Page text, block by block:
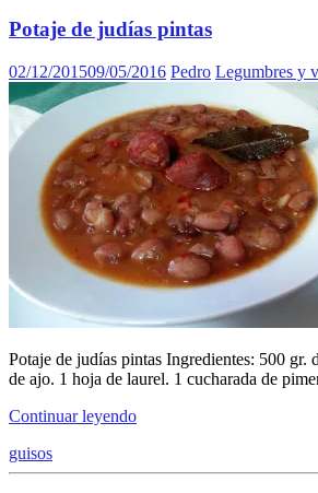
Potaje de judías pintas
02/12/201509/05/2016 Pedro Legumbres y
Potaje de judías pintas Ingredientes: 500
de ajo. 1 hoja de laurel. 1 cucharada de
Continuar leyendo
guisos